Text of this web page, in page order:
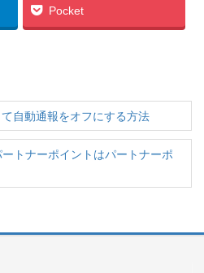
Pocket
自動通報をオフにする方法
トナーポイントはパートナーポ